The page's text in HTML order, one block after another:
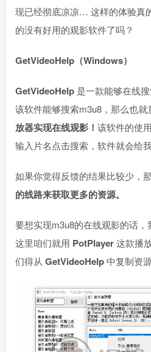
现已经彻底凉凉… 这样的体验真
的没有好用的观影软件了吗？
GetVideoHelp（Windows）
GetVideoHelp 是一款能够在线
该软件能够搜索m3u8，那么也就
放器实现在线观影！ 该软件的使
输入片名点击搜索，软件就会给
如果你觉得反馈的结果比较少，
的线路来获取更多的资源。
要想实现m3u8的在线观影的话，
这里咱们就用 PotPlayer这款播
们得从 GetVideoHelp中复制资源